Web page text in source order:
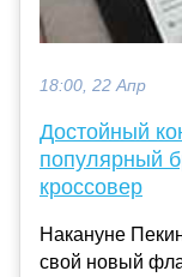
18:00, 22 Апр
Достойный
популярный
кроссовер
Накануне
свой новый